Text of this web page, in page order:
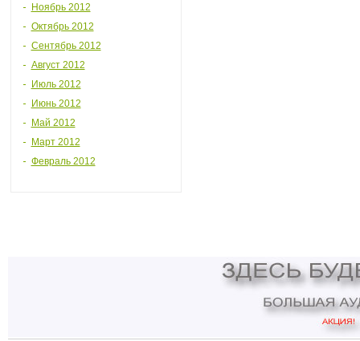
Ноябрь 2012
Октябрь 2012
Сентябрь 2012
Август 2012
Июль 2012
Июнь 2012
Май 2012
Март 2012
Февраль 2012